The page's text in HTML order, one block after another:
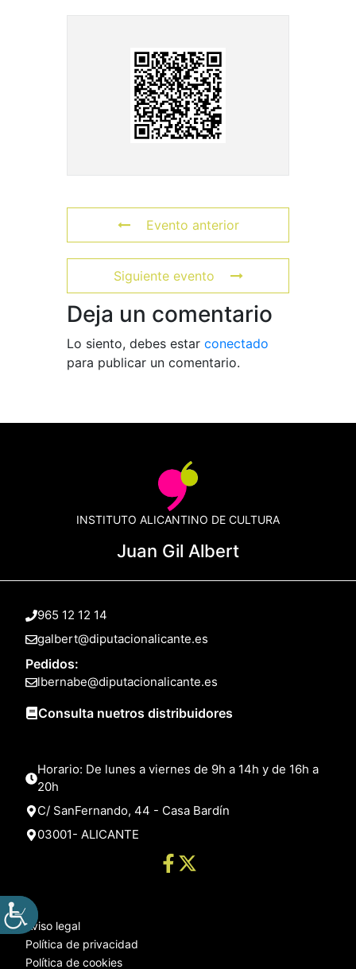
Evento anterior
Siguiente evento
Deja un comentario
Lo siento, debes estar conectado
para publicar un comentario.
INSTITUTO ALICANTINO DE CULTURA
Juan Gil Albert
965 12 12 14
galbert@diputacionalicante.es
Pedidos:
lbernabe@diputacionalicante.es
Consulta nuetros distribuidores
Horario: De lunes a viernes de 9h a 14h y de 16h a
20h
C/ SanFernando, 44 - Casa Bardín
03001- ALICANTE
Aviso legal
Política de privacidad
Política de cookies